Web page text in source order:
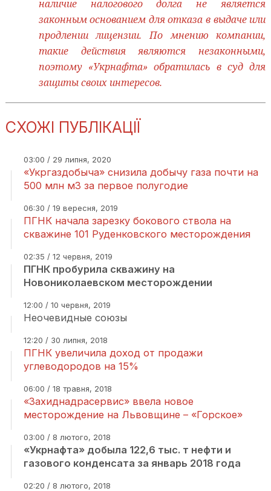
наличие налогового долга не является
законным основанием для отказа в выдаче или
продлении лицензии. По мнению компании,
такие действия являются незаконными,
поэтому «Укрнафта» обратилась в суд для
защиты своих интересов.
СХОЖІ ПУБЛІКАЦІЇ
03:00 / 29 липня, 2020
«Укргаздобыча» снизила добычу газа почти на
500 млн м3 за первое полугодие
06:30 / 19 вересня, 2019
ПГНК начала зарезку бокового ствола на
скважине 101 Руденковского месторождения
02:35 / 12 червня, 2019
ПГНК пробурила скважину на
Новониколаевском месторождении
12:00 / 10 червня, 2019
Неочевидные союзы
12:20 / 30 липня, 2018
ПГНК увеличила доход от продажи
углеводородов на 15%
06:00 / 18 травня, 2018
«Захиднадрасервис» ввела новое
месторождение на Львовщине – «Горское»
03:00 / 8 лютого, 2018
«Укрнафта» добыла 122,6 тыс. т нефти и
газового конденсата за январь 2018 года
02:20 / 8 лютого, 2018